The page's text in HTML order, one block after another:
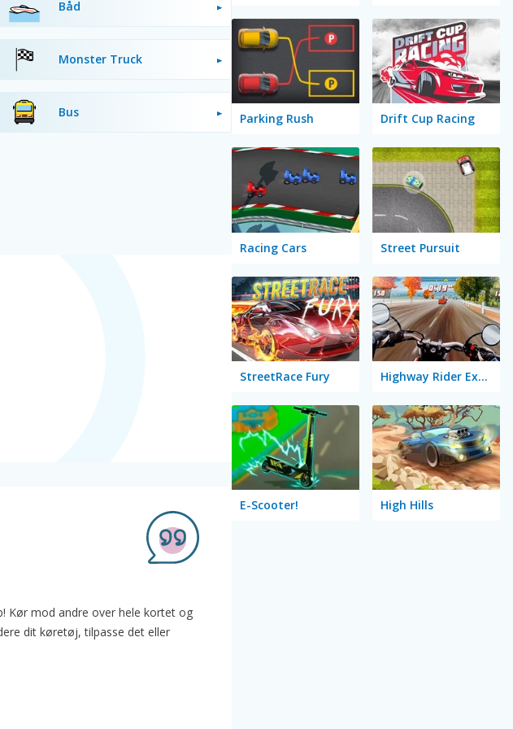
Båd
Monster Truck
Bus
Kør mod andre over hele kortet og
dit køretøj, tilpasse det eller
Parking Rush Drift Cup Racing
Racing Cars Street Pursuit
StreetRace Fury Highway Rider Extreme
E-Scooter! High Hills